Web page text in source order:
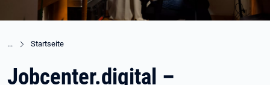
Startseite
Jobcenter.digital –